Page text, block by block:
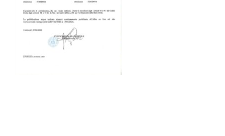
VIVERE VANZAGO
COMUNICAZIONE